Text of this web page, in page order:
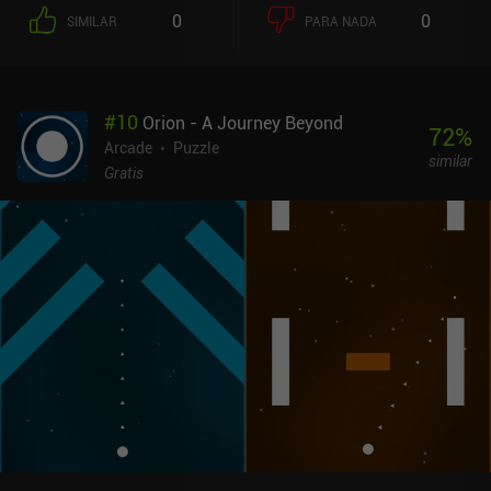
blancas, mientras que los objetos negros servirán de obstáculos.
Una vez que cambiamos a blanco, empezamos a "caer" hacia
se conserva entre las transiciones blanco-negro, lo que nos
permite llegar a lugares aparentemente inaccesibles cambiando
de color en el momento justo. Esto es necesario no sólo para
coleccionables, algunos de los cuales requieren mucha habilidad y
precisión. Para complicar aún más las cosas, debemos evitar los
objetos afilados, ya que destruyen nuestra esfera y nos obligan a
reiniciar en el punto de control más cercano. Por suerte, tenemos
un número infinito de reintentos, así que el juego nunca se vuelve
demasiado duro o frustrante.OVIVO es un juego premium de 1,99 $
sin anuncios ni iAP. Se tarda un poco en cogerle el truco a la
mecánica de control, pero después de jugar un par de niveles,
resulta natural y bastante relajante ir pasando los niveles
mientras se escucha la música tranquila y meditativa del juego.
SIMILAR 0 PARA NADA 0
#10 Orion - A Journey Beyond
Arcade
Puzzle
Gratis
72%
similar